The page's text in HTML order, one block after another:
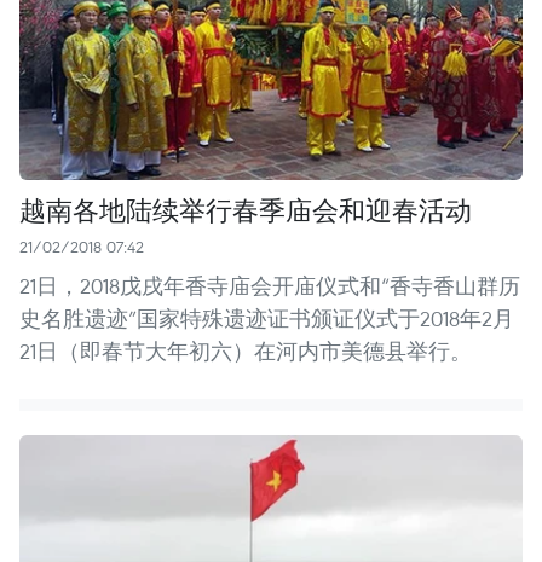
越南各地陆续举行春季庙会和迎春活动
21/02/2018 07:42
21日，2018戊戌年香寺庙会开庙仪式和“香寺香山群历
史名胜遗迹”国家特殊遗迹证书颁证仪式于2018年2月
21日（即春节大年初六）在河内市美德县举行。